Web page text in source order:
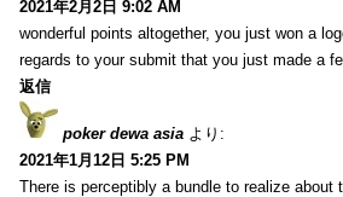
2021年2月2日 9:02 AM
wonderful points altogether, you just won a
regards to your submit that you just made a
返信
poker dewa asia より:
2021年1月12日 5:25 PM
There is perceptibly a bundle to realize